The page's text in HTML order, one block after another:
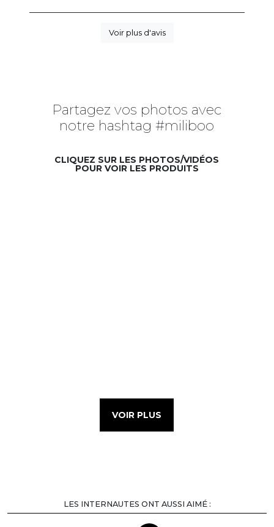
Voir plus d'avis
Partagez vos photos avec
notre hashtag #miliboo
CLIQUEZ SUR LES PHOTOS/VIDÉOS
POUR VOIR LES PRODUITS
VOIR PLUS
LES INTERNAUTES ONT AUSSI AIMÉ :